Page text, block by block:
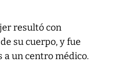
resultó con
su cuerpo, y fue
a un centro médico.